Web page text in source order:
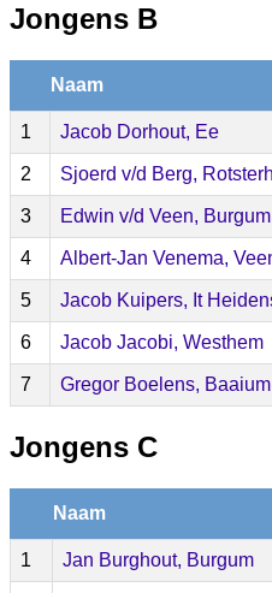
Jongens B
Naam
1 Jacob Dorhout, Ee
2 Sjoerd v/d Berg,
3 Edwin v/d Veen, Burgum
4 Albert-Jan Venema,
5 Jacob Kuipers, It
6 Jacob Jacobi, Westhem
7 Gregor Boelens, Baaium
Jongens C
Naam
1 Jan Burghout, Burgum